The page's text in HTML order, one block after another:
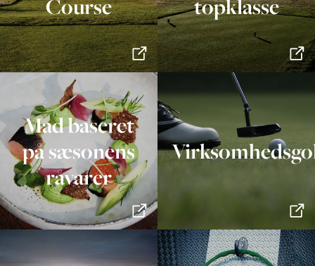
Course
topklasse
Mad baseret
på sæsonens
råvarer